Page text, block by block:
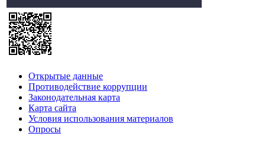
Открытые данные
Противодействие коррупции
Законодательная карта
Карта сайта
Условия использования материалов
Опросы